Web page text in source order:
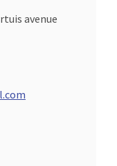
avenue